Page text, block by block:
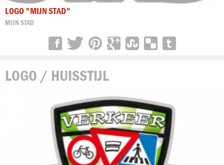
LOGO "MIJN STAD"
MIJN STAD
LOGO / HUISSTIJL